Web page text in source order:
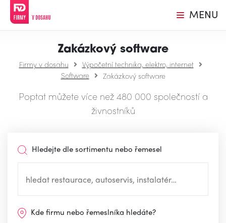
MENU
Zakázkový software
Firmy v dosahu
Výpočetní technika, elektro, internet
Software
Zakázkový software
Poptat můžete více než 480 000 společností a
živnostníků
Hledejte dle sortimentu nebo řemesel
Kde firmu nebo řemeslníka hledáte?